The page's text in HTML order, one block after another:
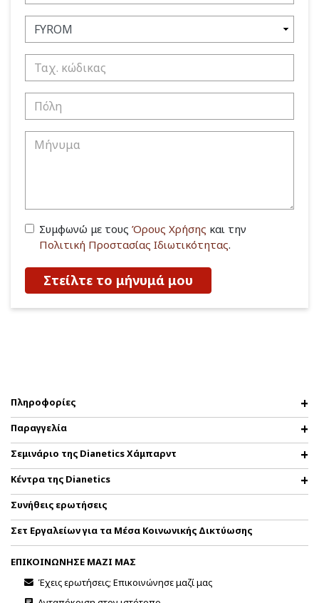
Συμφωνώ με τους Όρους Χρήσης και την
Πολιτική Προστασίας Ιδιωτικότητας.
Στείλτε το μήνυμά μου
Πληροφορίες
Παραγγελία
Σεμινάριο της Dianetics Χάμπαρντ
Κέντρα της Dianetics
Συνήθεις ερωτήσεις
Σετ Εργαλείων για τα Μέσα Κοινωνικής Δικτύωσης
ΕΠΙΚΟΙΝΩΝΗΣΕ ΜΑΖΙ ΜΑΣ
Έχεις ερωτήσεις; Επικοινώνησε μαζί μας